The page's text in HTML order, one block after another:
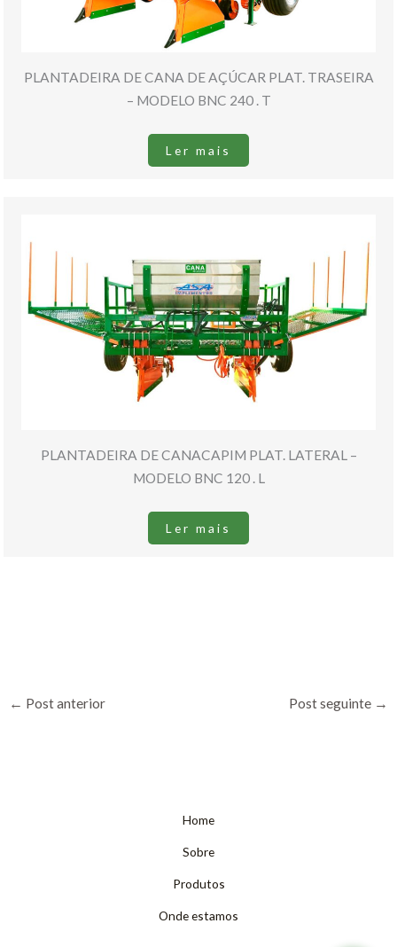
PLANTADEIRA DE CANA DE AÇÚCAR PLAT. TRASEIRA
– MODELO BNC 240 . T
Ler mais
PLANTADEIRA DE CANACAPIM PLAT. LATERAL –
MODELO BNC 120 . L
Ler mais
← Post anterior Post seguinte →
Home
Sobre
Produtos
Onde estamos